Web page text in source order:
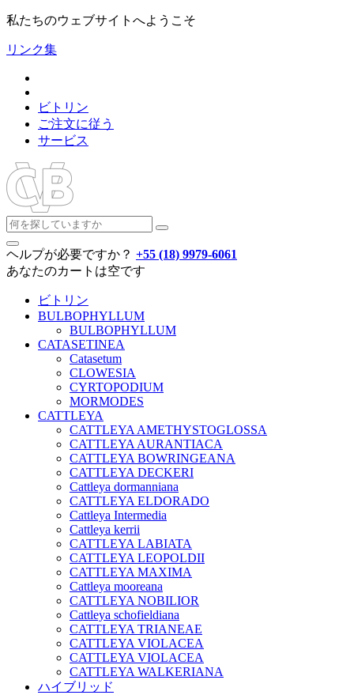
私たちのウェブサイトへようこそ
リンク集
ビトリン
ご注文に従う
サービス
ヘルプが必要ですか？ +55 (18) 9979-6061
あなたのカートは空です
ビトリン
BULBOPHYLLUM
BULBOPHYLLUM
CATASETINEA
Catasetum
CLOWESIA
CYRTOPODIUM
MORMODES
CATTLEYA
CATTLEYA AMETHYSTOGLOSSA
CATTLEYA AURANTIACA
CATTLEYA BOWRINGEANA
CATTLEYA DECKERI
Cattleya dormanniana
CATTLEYA ELDORADO
Cattleya Intermedia
Cattleya kerrii
CATTLEYA LABIATA
CATTLEYA LEOPOLDII
CATTLEYA MAXIMA
Cattleya mooreana
CATTLEYA NOBILIOR
Cattleya schofieldiana
CATTLEYA TRIANEAE
CATTLEYA VIOLACEA
CATTLEYA VIOLACEA
CATTLEYA WALKERIANA
ハイブリッド